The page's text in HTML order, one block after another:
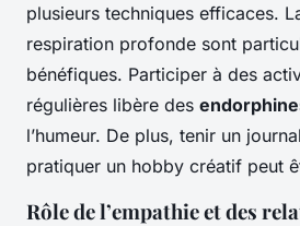
plusieurs techniques efficaces.
respiration profonde sont
bénéfiques. Participer à des
régulières libère des
l’humeur. De plus, tenir un
pratiquer un hobby créatif peut
Rôle de l’empathie et des